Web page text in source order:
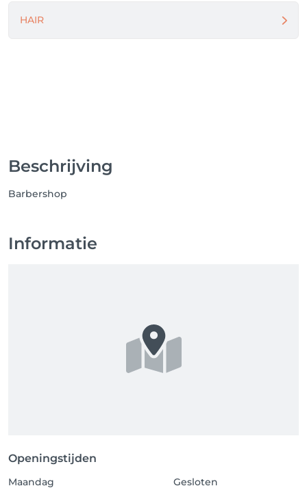
HAIR
Beschrijving
Barbershop
Informatie
Openingstijden
Maandag
Gesloten